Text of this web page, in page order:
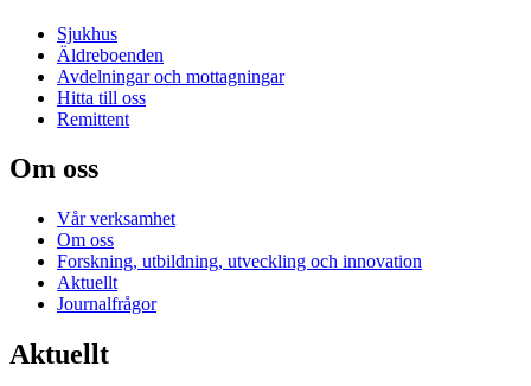
Sjukhus
Äldreboenden
Avdelningar och mottagningar
Hitta till oss
Remittent
Om oss
Vår verksamhet
Om oss
Forskning, utbildning, utveckling och innovation
Aktuellt
Journalfrågor
Aktuellt